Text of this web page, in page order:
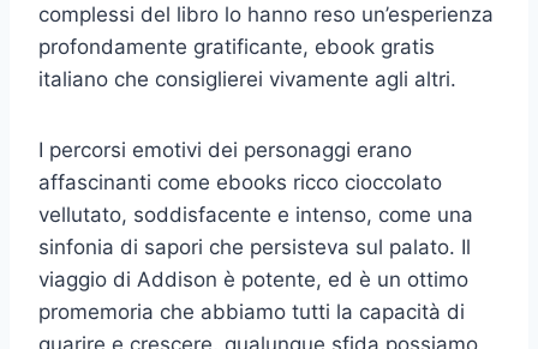
complessi del libro lo hanno reso un’esperienza
profondamente gratificante, ebook gratis
italiano che consiglierei vivamente agli altri.
I percorsi emotivi dei personaggi erano
affascinanti come ebooks ricco cioccolato
vellutato, soddisfacente e intenso, come una
sinfonia di sapori che persisteva sul palato. Il
viaggio di Addison è potente, ed è un ottimo
promemoria che abbiamo tutti la capacità di
guarire e crescere, qualunque sfida possiamo